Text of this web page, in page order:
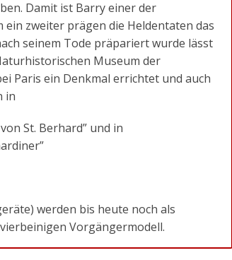
Damit ist Barry einer der
zweiter prägen die Heldentaten das
seinem Tode präpariert wurde lässt
Museum der
Paris ein Denkmal errichtet und auch
in
St. Berhard” und in
werden bis heute noch als
Vorgängermodell.